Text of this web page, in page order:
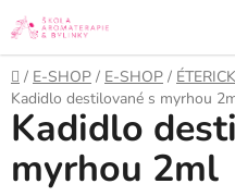
Přejít
na
obsah
Domů
/ E-SHOP / E-SHOP /
Kadidlo destilované s myrhou
Kadidlo
myrhou 2ml